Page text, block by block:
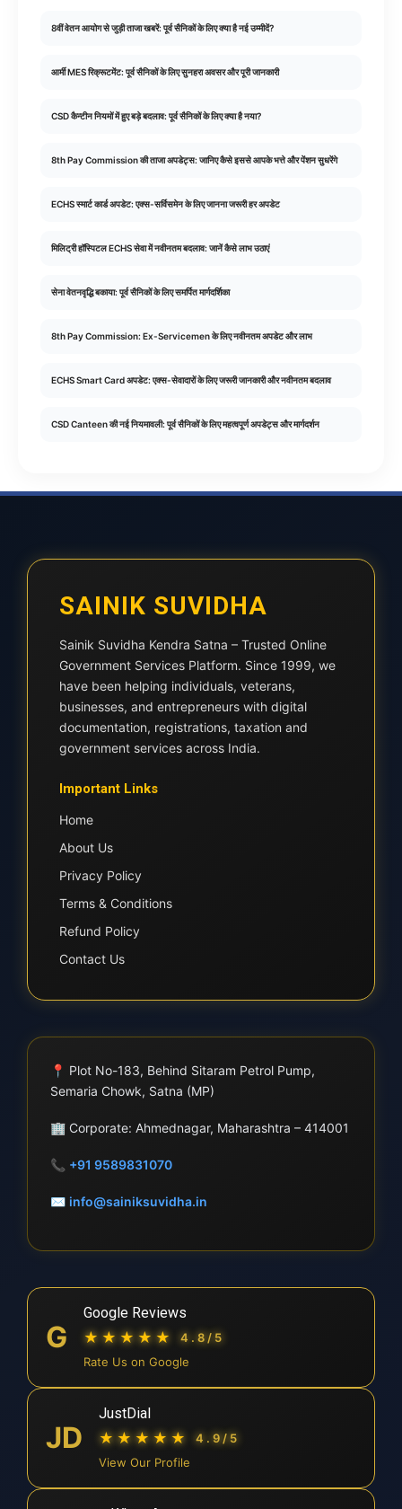
8वीं वेतन आयोग से जुड़ी ताजा खबरें: पूर्व सैनिकों के लिए क्या है नई उम्मीदें?
आर्मी MES रिक्रूटमेंट: पूर्व सैनिकों के लिए सुनहरा अवसर और पूरी जानकारी
CSD कैन्टीन नियमों में हुए बड़े बदलाव: पूर्व सैनिकों के लिए क्या है नया?
8th Pay Commission की ताजा अपडेट्स: जानिए कैसे इससे आपके भत्ते और पेंशन सुधरेंगे
ECHS स्मार्ट कार्ड अपडेट: एक्स-सर्विसमेन के लिए जानना जरूरी हर अपडेट
मिलिट्री हॉस्पिटल ECHS सेवा में नवीनतम बदलाव: जानें कैसे लाभ उठाएं
सेना वेतनवृद्धि बकाया: पूर्व सैनिकों के लिए समर्पित मार्गदर्शिका
8th Pay Commission: Ex-Servicemen के लिए नवीनतम अपडेट और लाभ
ECHS Smart Card अपडेट: एक्स-सेवादारों के लिए जरूरी जानकारी और नवीनतम बदलाव
CSD Canteen की नई नियमावली: पूर्व सैनिकों के लिए महत्वपूर्ण अपडेट्स और मार्गदर्शन
SAINIK SUVIDHA
Sainik Suvidha Kendra Satna – Trusted Online
Government Services Platform. Since 1999, we
have been helping individuals, veterans,
businesses, and entrepreneurs with digital
documentation, registrations, taxation and
government services across India.
Important Links
Home
About Us
Privacy Policy
Terms & Conditions
Refund Policy
Contact Us
📍 Plot No-183, Behind Sitaram Petrol Pump,
Semaria Chowk, Satna (MP)
🏢 Corporate: Ahmednagar, Maharashtra – 414001
📞 +91 9589831070
✉ info@sainiksuvidha.in
G
Google Reviews
★★★★★
4.8/5
Rate Us on Google
JD
JustDial
★★★★★
4.9/5
View Our Profile